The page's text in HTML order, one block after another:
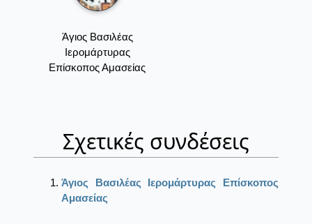
Άγιος Βασιλέας
Ιερομάρτυρας
Επίσκοπος Αμασείας
Σχετικές συνδέσεις
Άγιος Βασιλέας Ιερομάρτυρας Επίσκοπος
Αμασείας